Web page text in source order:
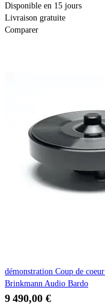
Disponible en 15 jours
Livraison gratuite
Comparer
démonstration Coup de coeur
Brinkmann Audio Bardo
9 490,00 €